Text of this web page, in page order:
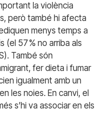
la violència
però també hi afecta
menys temps a
(el 57 % no arriba als
També són
fer dieta i fumar
igualment amb un
les noies. En canvi, el
s’hi va associar en els